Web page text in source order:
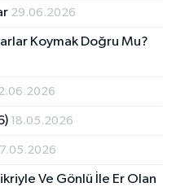
29.06.2026
Koymak Doğru Mu?
18.05.2026
Ve Gönlü İle Er Olan